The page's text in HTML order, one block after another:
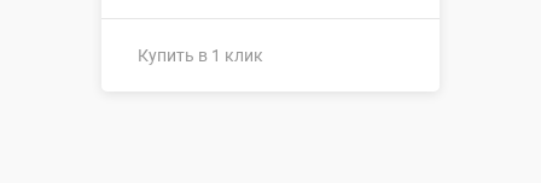
Купить в 1 клик